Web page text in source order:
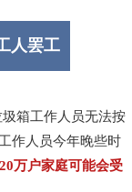
人罢工
箱工作人员无法按
作人员今年晚些时
万户家庭可能会受